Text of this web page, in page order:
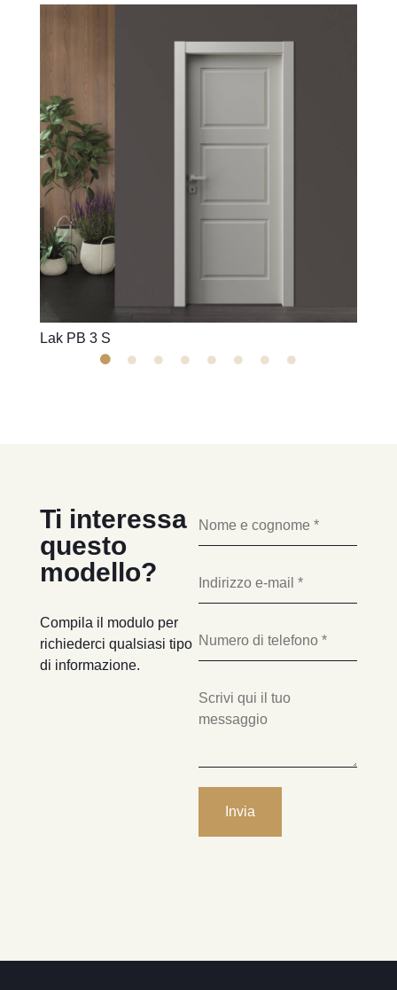
Lak PB 3 S
Ti interessa
questo
modello?
Compila il modulo per
richiederci qualsiasi tipo
di informazione.